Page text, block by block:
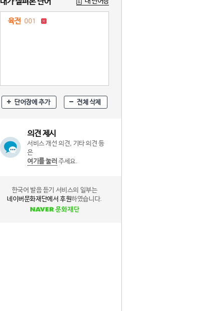
육전 001
단어장에 추가 전체 삭제
의견 제시
서비스 개선 의견, 기타 의견 등
은
여기를 눌러 주세요.
한국어 발음 듣기 서비스의 일부는
네이버문화재단에서 후원하였습니다.